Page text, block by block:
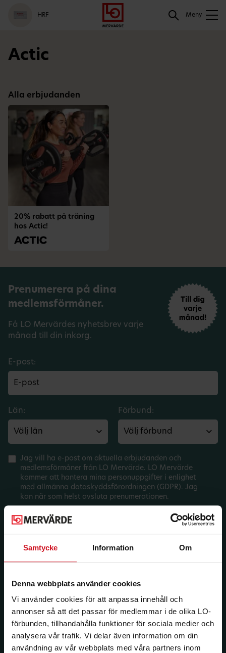
Samtycke Information Om
Denna webbplats använder cookies
Vi använder cookies för att anpassa innehåll och
annonser så att det passar för medlemmar i de olika LO-
förbunden, tillhandahålla funktioner för sociala medier och
analysera vår trafik. Vi delar även information om din
användning av vår webbplats med våra partners inom
Gå
till
meny
Logga
in
Hoppa
till
innehåll
HRF Meny
Sök
Actic
Alla erbjudanden
20% rabatt på träning
hos Actic!
Prenumerera på dina
medlemsförmåner.
Få LO Mervärdes nyhetsbrev varje
månad till din inkorg.
E-post:
Län: Förbund:
Jag vill ha e-post om aktuella erbjudanden och
medlemsförmåner från LO Mervärde. LO Mervärde
kommer att hantera mina personuppgifter i enlighet
med allmänna dataskyddsförordningen (GDPR). Jag
kan när som helst avsluta prenumerationen.